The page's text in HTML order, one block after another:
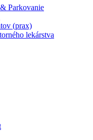
Parkovanie
(prax)
lekárstva